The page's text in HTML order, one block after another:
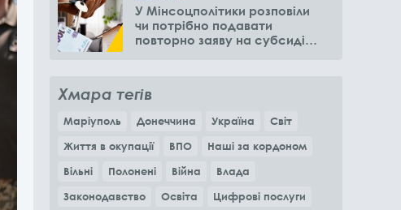
У Мінсоцполітики розповіли
чи потрібно подавати
повторно заяву на субсидію
Хмара тегів
Маріуполь Донеччина Україна
Світ
Життя в окупації
ВПО
Наші за кордоном
Вільні
Полонені Війна
Влада
Законодавство
Освіта
Цифрові послуги